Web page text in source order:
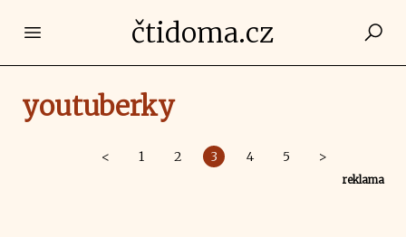
Open main menučtidoma.cz
youtuberky
< 1 2 3 4 5 >
reklama